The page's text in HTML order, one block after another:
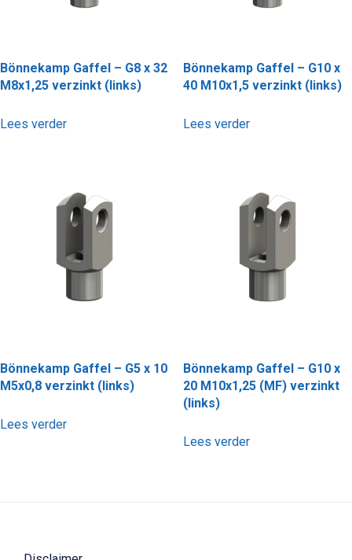
Bönnekamp Gaffel – G8 x 32
M8x1,25 verzinkt (links)
Lees verder
Bönnekamp Gaffel – G10 x
40 M10x1,5 verzinkt (links)
Lees verder
Bönnekamp Gaffel – G5 x 10
M5x0,8 verzinkt (links)
Lees verder
Bönnekamp Gaffel – G10 x
20 M10x1,25 (MF) verzinkt
(links)
Lees verder